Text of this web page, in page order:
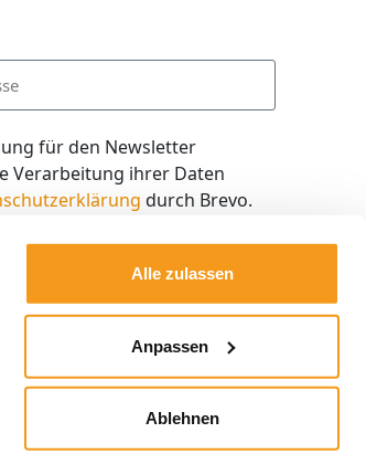
Alle zulassen
Anpassen
Ablehnen
für den Newsletter
Verarbeitung ihrer Daten
durch Brevo.
dem Link im Newsletter
abonnieren